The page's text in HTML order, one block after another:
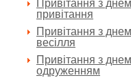
Привітання з
привітання
Привітання з
весілля
Привітання з
одруженням